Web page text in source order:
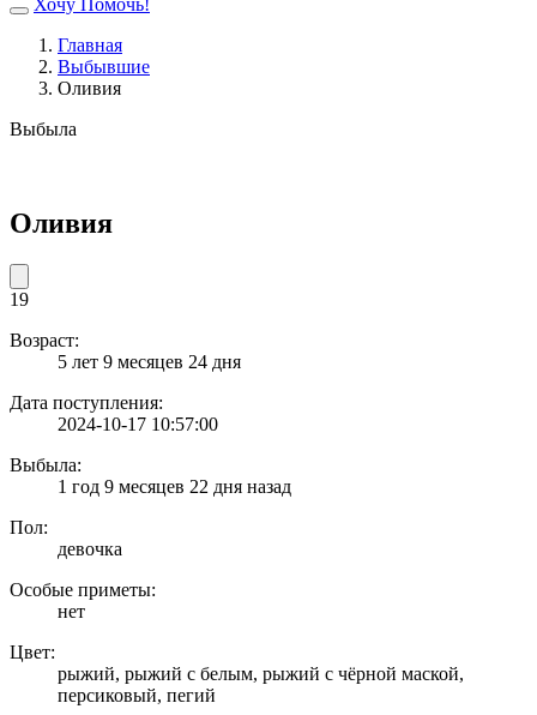
Хочу Помочь!
Главная
Выбывшие
Оливия
Выбыла
Оливия
19
Возраст:
5 лет 9 месяцев 24 дня
Дата поступления:
2024-10-17 10:57:00
Выбыла:
1 год 9 месяцев 22 дня назад
Пол:
девочка
Особые приметы:
нет
Цвет:
рыжий, рыжий с белым, рыжий с чёрной маской,
персиковый, пегий